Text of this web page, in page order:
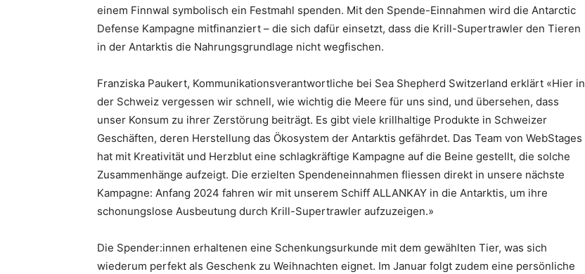
einem Finnwal symbolisch ein Festmahl spenden. Mit den Spende-Einnahmen wird die Antarctic
Defense Kampagne mitfinanziert – die sich dafür einsetzt, dass die Krill-Supertrawler den Tieren
in der Antarktis die Nahrungsgrundlage nicht wegfischen.
Franziska Paukert, Kommunikationsverantwortliche bei Sea Shepherd Switzerland erklärt «Hier in
der Schweiz vergessen wir schnell, wie wichtig die Meere für uns sind, und übersehen, dass
unser Konsum zu ihrer Zerstörung beiträgt. Es gibt viele krillhaltige Produkte in Schweizer
Geschäften, deren Herstellung das Ökosystem der Antarktis gefährdet. Das Team von WebStages
hat mit Kreativität und Herzblut eine schlagkräftige Kampagne auf die Beine gestellt, die solche
Zusammenhänge aufzeigt. Die erzielten Spendeneinnahmen fliessen direkt in unsere nächste
Kampagne: Anfang 2024 fahren wir mit unserem Schiff ALLANKAY in die Antarktis, um ihre
schonungslose Ausbeutung durch Krill-Supertrawler aufzuzeigen.»
Die Spender:innen erhaltenen eine Schenkungsurkunde mit dem gewählten Tier, was sich
wiederum perfekt als Geschenk zu Weihnachten eignet. Im Januar folgt zudem eine persönliche